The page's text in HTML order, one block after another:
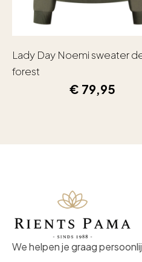
Lady Day Noemi sweater
forest
€ 79,95
We helpen je graag